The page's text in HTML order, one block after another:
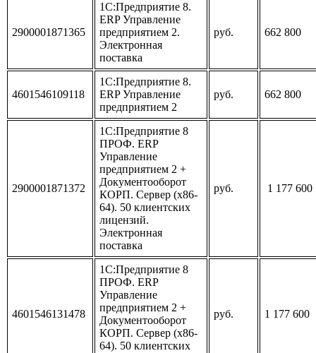
2900001871365
1С:Предприятие 8.
ERP Управление
предприятием 2.
Электронная
поставка
руб. 662 800
4601546109118
1С:Предприятие 8.
ERP Управление
предприятием 2
руб. 662 800
2900001871372
1С:Предприятие 8
ПРОФ. ERP
Управление
предприятием 2 +
Документооборот
КОРП. Сервер (x86-
64). 50 клиентских
лицензий.
Электронная
поставка
руб. 1 177 600
4601546131478
1С:Предприятие 8
ПРОФ. ERP
Управление
предприятием 2 +
Документооборот
КОРП. Сервер (x86-
64). 50 клиентских
руб. 1 177 600